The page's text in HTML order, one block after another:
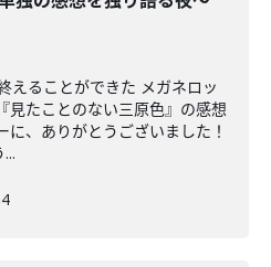
えることができた メガネロッ
見たことのない三原色』の感想
、ありがとうございました！